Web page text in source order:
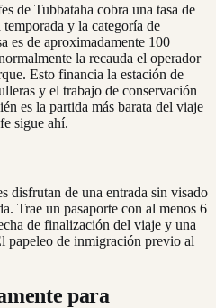
de Tubbataha cobra una tasa de
y la categoría de
es de aproximadamente 100
la recauda el operador
Esto financia la estación de
y el trabajo de conservación
es la partida más barata del viaje
sigue ahí.
disfrutan de una entrada sin visado
Trae un pasaporte con al menos 6
de finalización del viaje y una
papeleo de inmigración previo al
para